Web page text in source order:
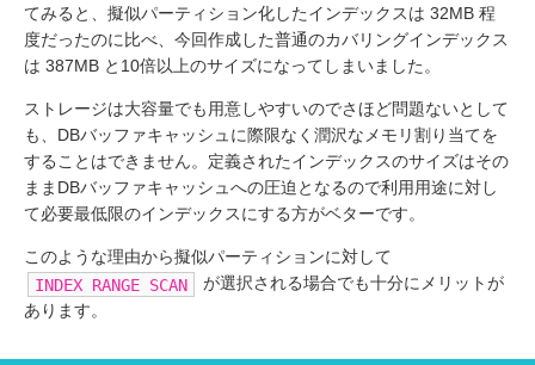
てみると、擬似パーティション化したインデックスは 32MB 程
度だったのに比べ、今回作成した普通のカバリングインデックス
は 387MB と10倍以上のサイズになってしまいました。
ストレージは大容量でも用意しやすいのでさほど問題ないとして
も、DBバッファキャッシュに際限なく潤沢なメモリ割り当てを
することはできません。定義されたインデックスのサイズはその
ままDBバッファキャッシュへの圧迫となるので利用用途に対し
て必要最低限のインデックスにする方がベターです。
このような理由から擬似パーティションに対して
INDEX RANGE SCAN
が選択される場合でも十分にメリットが
あります。